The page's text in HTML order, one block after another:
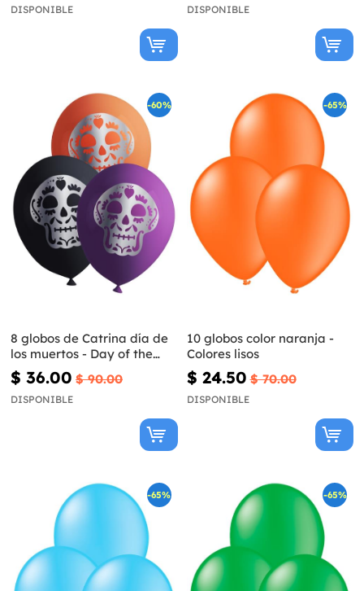
DISPONIBLE DISPONIBLE
-60%
8 globos de Catrina día de
los muertos - Day of the
Dead
$ 36.00 $ 90.00
DISPONIBLE
-65%
10 globos color naranja -
Colores lisos
$ 24.50 $ 70.00
DISPONIBLE
-65% -65%